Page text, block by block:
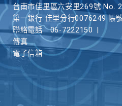
台南市佳里區六安里269號 No.
第一銀行 佳里分行0076249 帳
聯絡電話
06-7222150
傳真
電子信箱